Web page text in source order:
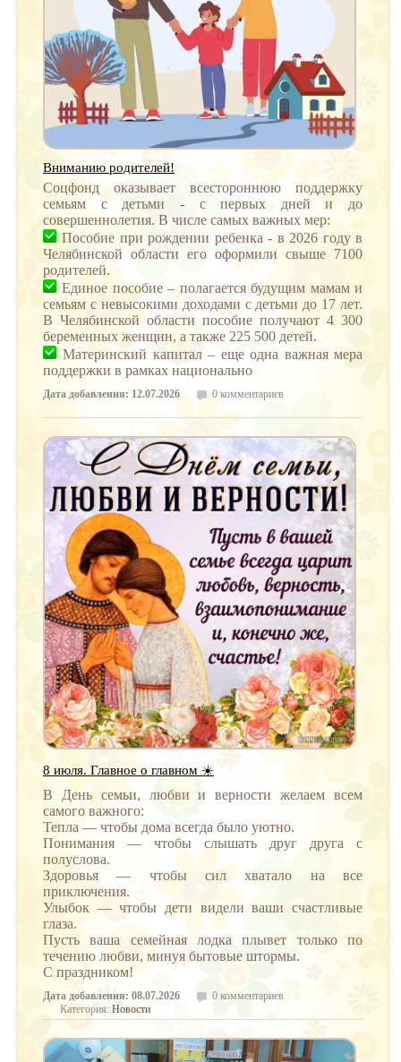
Вниманию родителей!
Соцфонд оказывает всестороннюю поддержку
семьям с детьми - с первых дней и до
совершеннолетия. ️В числе самых важных мер:
Пособие при рождении ребенка - в 2026 году в
Челябинской области его оформили свыше 7100
родителей.
Единое пособие – полагается будущим мамам и
семьям с невысокими доходами с детьми до 17 лет.
В Челябинской области пособие получают 4 300
беременных женщин, а также 225 500 детей.
Материнский капитал – еще одна важная мера
поддержки в рамках национально
Дата добавления: 12.07.2026 0 комментариев
8 июля. Главное о главном ☀️
В День семьи, любви и верности желаем всем
самого важного:
Тепла — чтобы дома всегда было уютно.
Понимания — чтобы слышать друг друга с
полуслова.
Здоровья — чтобы сил хватало на все
приключения.
Улыбок — чтобы дети видели ваши счастливые
глаза.
Пусть ваша семейная лодка плывет только по
течению любви, минуя бытовые штормы.
С праздником!
Дата добавления: 08.07.2026
0 комментариев
Категория: Новости